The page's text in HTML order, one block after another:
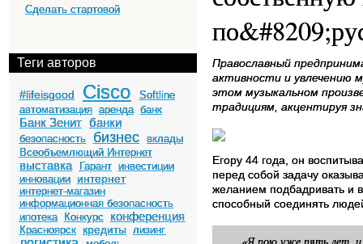
Сделать стартовой
Теги авторов
#lifeisgood Cisco
Softline
автоматизация аренда банк
Банк Зенит банки
безопасность бизнес
вклады
Всеобъемлющий Интернет
выставка Гарант инвестиции
инновации
интернет
интернет-магазин
информационная безопасность
ипотека
Конкурс конференция
Красноярск кредиты лизинг
Православный
активности и увлечению
этом музыкальном
традициям, акцентируя
Егору 44 года, он
перед собой задачу
желанием подбадривать и
способный соединять